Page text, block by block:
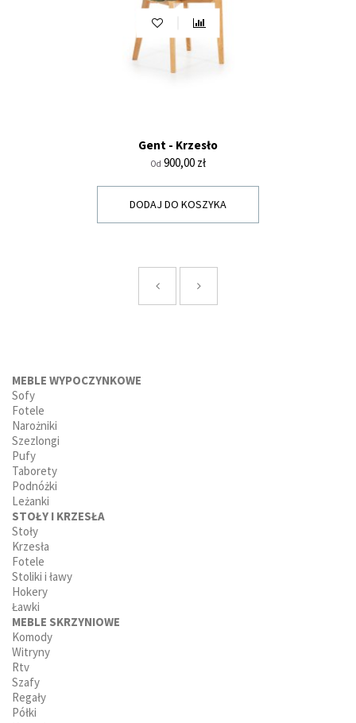
Gent - Krzesło
Od Cena
900,00 zł
DODAJ DO KOSZYKA
MEBLE WYPOCZYNKOWE
Sofy
Fotele
Narożniki
Szezlongi
Pufy
Taborety
Podnóżki
Leżanki
STOŁY I KRZESŁA
Stoły
Krzesła
Fotele
Stoliki i ławy
Hokery
Ławki
MEBLE SKRZYNIOWE
Komody
Witryny
Rtv
Szafy
Regały
Półki